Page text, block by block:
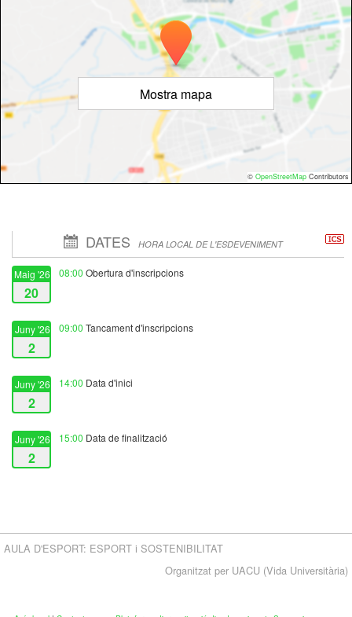
Mostra mapa
© OpenStreetMap Contributors
DATES HORA LOCAL DE L'ESDEVENIMENT
Maig '26
20
08:00 Obertura d'inscripcions
Juny '26
2
09:00 Tancament d'inscripcions
Juny '26
2
14:00 Data d'inici
Juny '26
2
15:00 Data de finalització
AULA D'ESPORT: ESPORT i SOSTENIBILITAT
Organitzat per UACU (Vida Universitària)